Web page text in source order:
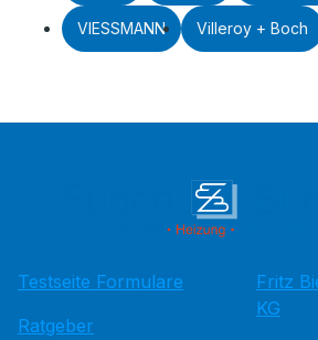
VIESSMANN Villeroy + Boch
Testseite Formulare
Ratgeber
Fritz
KG